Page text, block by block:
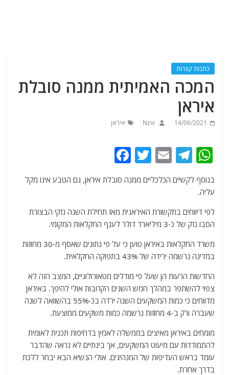
כתבות קצרות
המכה האמיתית ממנה סובלת
איראן
14/06/2021
Nziv איראן
W
h
at
s
A
p
p
T
e
g
ra
m
E
m
ai
l
T
itt
er
a
c
e
b
o
o
k
בנוסף לקשיים הכלכליים ממנה סובלת איראן, גם הטבע אינו מקל
עליה.
לפי דיווחים בתקשורת האיראנית מאז תחילת השנה נזקי הבצורת
הסבו נזק של כ-3 מיליארד דולר לענף החקלאות המקומי.
משרד החקלאות באיראן טוען כי על פי נתונים שאסף מ-30 מחוזות
במדינה נרשמה ירידה של 43% בתפוקה החקלאית.
החדשות הרעות הן שעל פי מודלים מטאורולוגיים, המצב הזה לא
צפוי להשתפר במהלך חמש השנים הקרובות אולי להיפך. באיראן
מדווחים כי כמות המשקעים השנה ירדה בכ-55% בהשוואה לשנה
שעברה ורק ב-4 מחוזות נרשמה כמות משקעים ממוצעת.
מומחים באיראן מאיצים בממשלה לאמץ בדחיפות תכנית לאומית
להתמודדות עם מיעוט המשקעים, אך בינתיים לא נראה שהדבר
עומד בראש העדיפות של המנהיגים. אולי הנשיא הבא יבחר ללכת
בדרך אחרת.